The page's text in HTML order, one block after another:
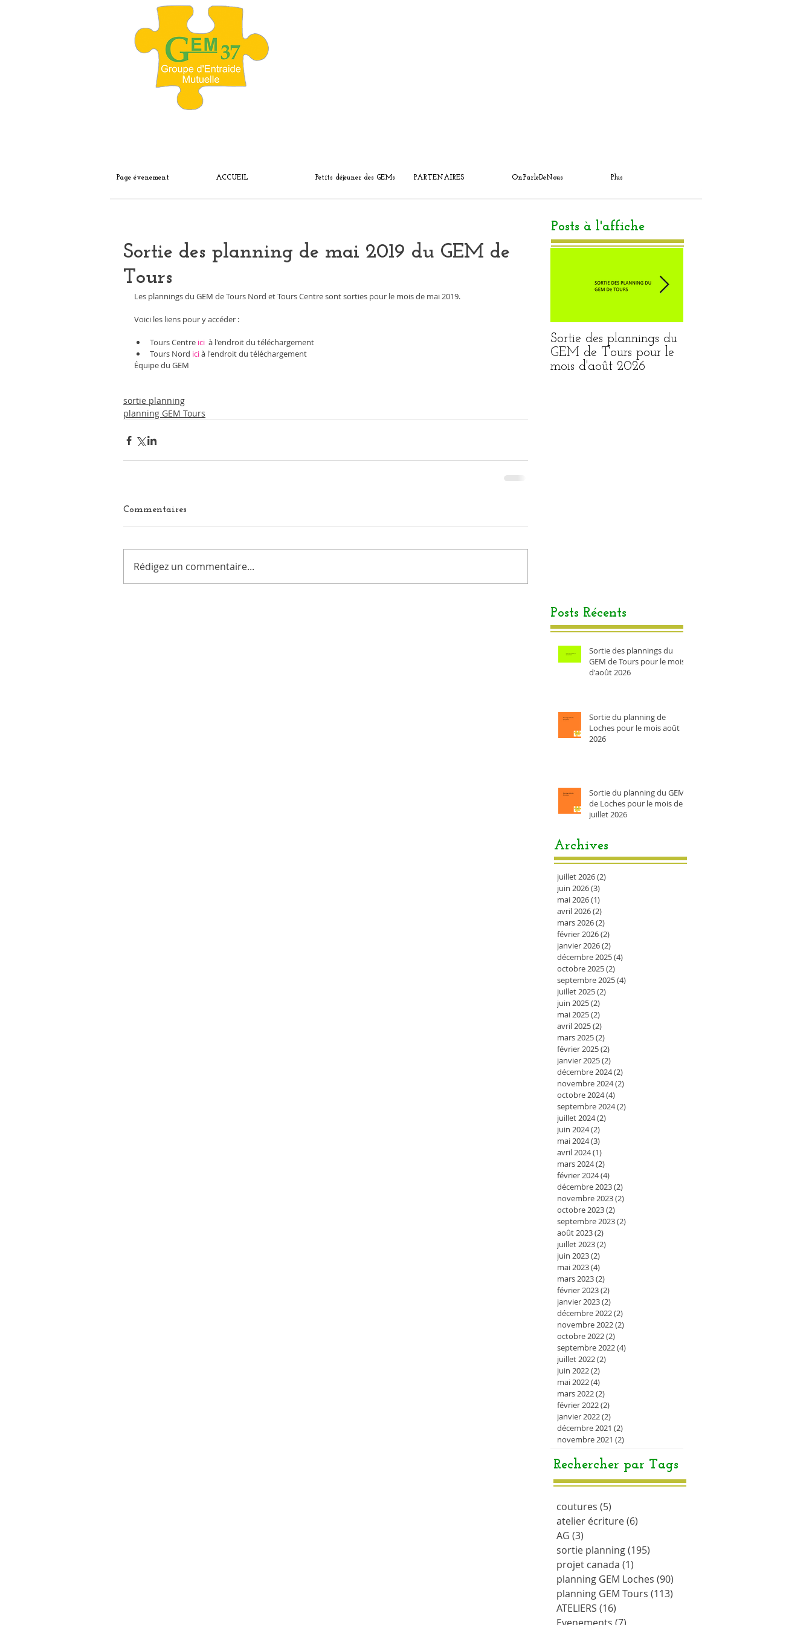
Page évenement ACCUEIL Petits déjeuner des GEMs PARTENAIRES OnParleDeNous Plus
Sortie des planning de mai 2019 du GEM de
Tours
Les plannings du GEM de Tours Nord et Tours Centre sont sorties pour le mois de mai 2019.
Voici les liens pour y accéder :
Tours Centre ici à l'endroit du téléchargement
Tours Nord ici à l'endroit du téléchargement
Équipe du GEM
sortie planning
planning GEM Tours
Commentaires
Rédigez un commentaire...
Posts à l'affiche
Sortie des plannings du
GEM de Tours pour le
mois d'août 2026
Posts Récents
Sortie des plannings du
GEM de Tours pour le mois
d'août 2026
Sortie du planning de
Loches pour le mois août
2026
Sortie du planning du GEM
de Loches pour le mois de
juillet 2026
Archives
juillet 2026(2)
juin 2026(3)
mai 2026(1)
avril 2026(2)
mars 2026(2)
février 2026(2)
janvier 2026(2)
décembre 2025(4)
octobre 2025(2)
septembre 2025(4)
juillet 2025(2)
juin 2025(2)
mai 2025(2)
avril 2025(2)
mars 2025(2)
février 2025(2)
janvier 2025(2)
décembre 2024(2)
novembre 2024(2)
octobre 2024(4)
septembre 2024(2)
juillet 2024(2)
juin 2024(2)
mai 2024(3)
avril 2024(1)
mars 2024(2)
février 2024(4)
décembre 2023(2)
novembre 2023(2)
octobre 2023(2)
septembre 2023(2)
août 2023(2)
juillet 2023(2)
juin 2023(2)
mai 2023(4)
mars 2023(2)
février 2023(2)
janvier 2023(2)
décembre 2022(2)
novembre 2022(2)
octobre 2022(2)
septembre 2022(4)
juillet 2022(2)
juin 2022(2)
mai 2022(4)
mars 2022(2)
février 2022(2)
janvier 2022(2)
décembre 2021 (2)
novembre 2021 (2)
Rechercher par Tags
coutures (5)
atelier écriture(6)
AG (3)
sortie planning(195)
projet canada (1)
planning GEM Loches (90)
planning GEM Tours (113)
ATELIERS (16)